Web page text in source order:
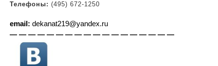
Телефоны: (495) 672-1250
email: dekanat219@yandex.ru
— — — — — — — — — — — — — — — — — —